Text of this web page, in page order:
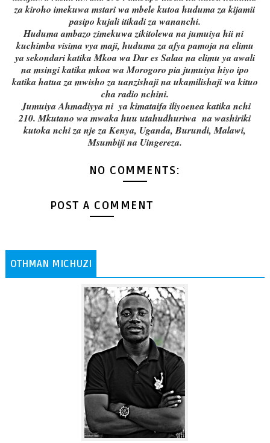
za kiroho imekuwa mstari wa mbele kutoa huduma za kijamii
pasipo kujali itikadi za wananchi.
Huduma ambazo zimekuwa zikitolewa na jumuiya hii ni
kuchimba visima vya maji, huduma za afya pamoja na elimu
ya sekondari katika Mkoa wa Dar es Salaa na elimu ya awali
na msingi katika mkoa wa Morogoro pia jumuiya hiyo ipo
katika hatua za mwisho za uanzishaji na ukamilishaji wa kituo
cha radio nchini.
Jumuiya Ahmadiyya ni ya kimataifa iliyoenea katika nchi
210. Mkutano wa mwaka huu utahudhuriwa na washiriki
kutoka nchi za nje za Kenya, Uganda, Burundi, Malawi,
Msumbiji na Uingereza.
NO COMMENTS:
POST A COMMENT
OTHMAN MICHUZI